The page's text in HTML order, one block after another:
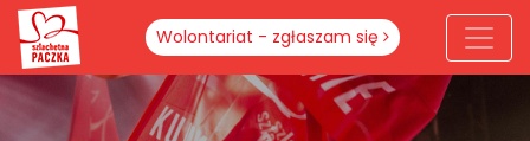
Wolontariat - zgłaszam się